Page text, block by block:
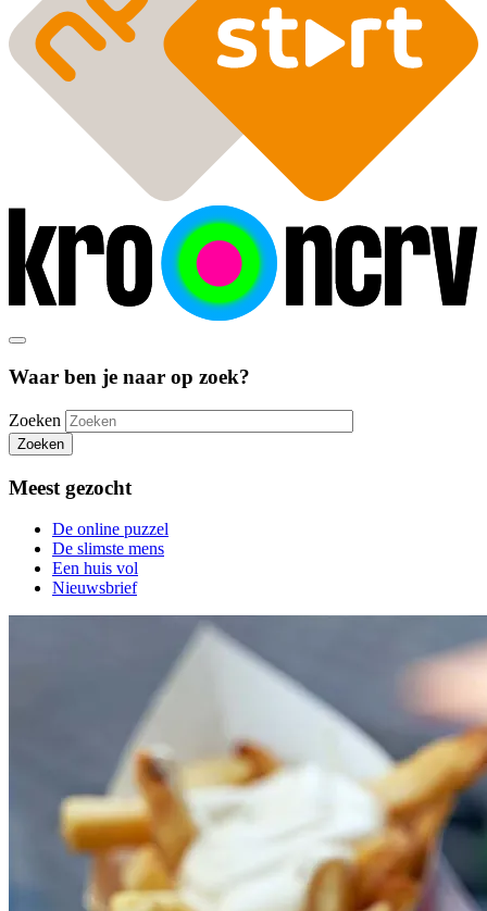
Waar ben je naar op zoek?
Zoeken
Zoeken
Meest gezocht
De online puzzel
De slimste mens
Een huis vol
Nieuwsbrief